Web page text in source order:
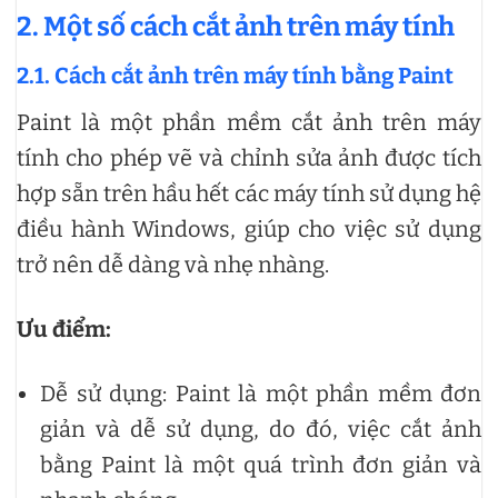
2.Một số cách cắt ảnh trên máy tính
2.1. Cách cắt ảnh trên máy tính bằng Paint
Paint là một phần mềm cắt ảnh trên máy
tính cho phép vẽ và chỉnh sửa ảnh được tích
hợp sẵn trên hầu hết các máy tính sử dụng hệ
điều hành Windows, giúp cho việc sử dụng
trở nên dễ dàng và nhẹ nhàng.
Ưu điểm:
Dễ sử dụng: Paint là một phần mềm đơn
giản và dễ sử dụng, do đó, việc cắt ảnh
bằng Paint là một quá trình đơn giản và